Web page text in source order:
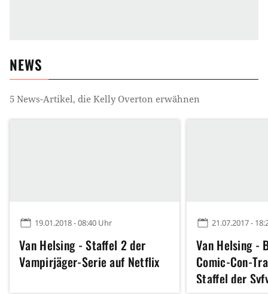
NEWS
5 News-Artikel, die Kelly Overton erwähnen
19.01.2018 - 08:40 Uhr
Van Helsing - Staffel 2 der
Vampirjäger-Serie auf Netflix
21.07.2017 -
Van Helsing -
Comic-Con-
Staffel der